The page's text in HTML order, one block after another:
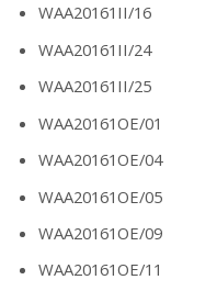
WAA20161II/16
WAA20161II/24
WAA20161II/25
WAA20161OE/01
WAA20161OE/04
WAA20161OE/05
WAA20161OE/09
WAA20161OE/11